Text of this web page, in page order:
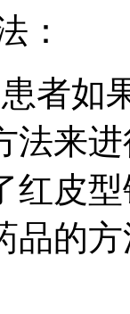
：
者如
法来
红皮
品的